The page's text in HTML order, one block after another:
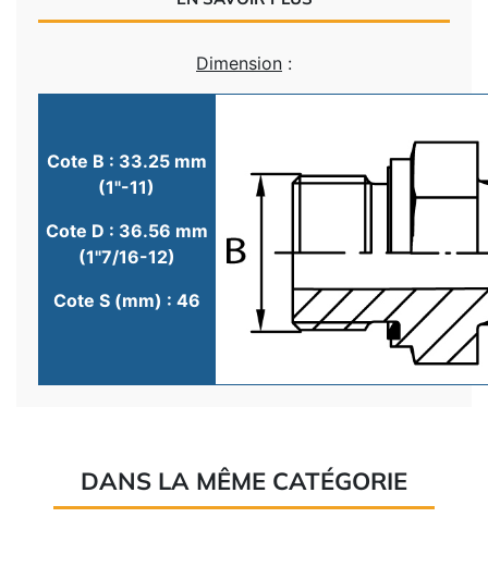
Dimension :
Cote B : 33.25 mm
(1"-11)
Cote D : 36.56 mm
(1"7/16-12)
Cote S (mm) : 46
DANS LA MÊME CATÉGORIE